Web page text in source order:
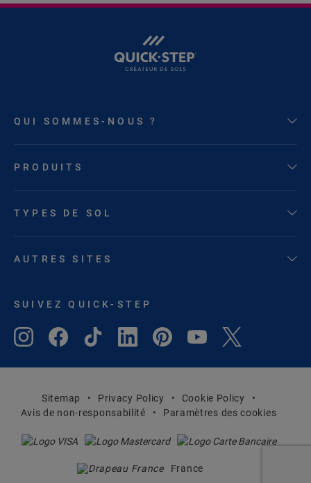
QUI SOMMES-NOUS ?
PRODUITS
TYPES DE SOL
AUTRES SITES
SUIVEZ QUICK-STEP
Sitemap Privacy Policy
Cookie Policy
Avis de non-responsabilité
Paramètres des cookies
France